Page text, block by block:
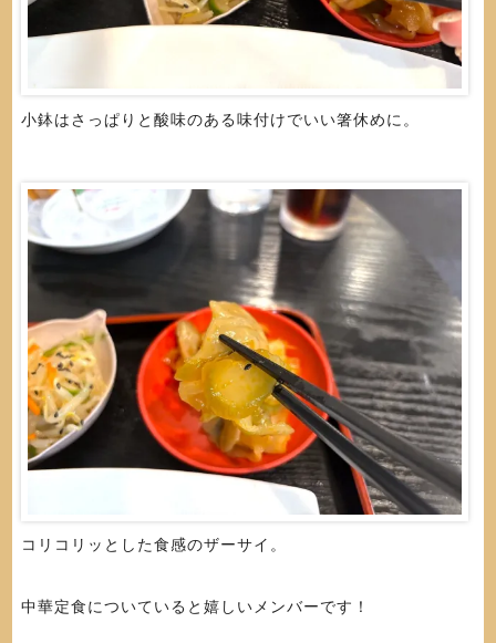
小鉢はさっぱりと酸味のある味付けでいい箸休めに。
コリコリッとした食感のザーサイ。
中華定食についていると嬉しいメンバーです！